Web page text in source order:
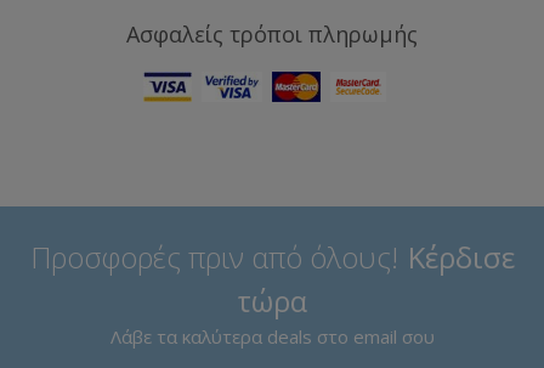
Ασφαλείς τρόποι πληρωμής
Προσφορές πριν από όλους! Κέρδισε
τώρα
Λάβε τα καλύτερα deals στο email σου